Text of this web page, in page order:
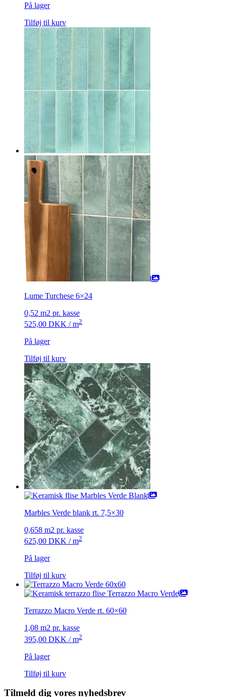
På lager
Tilføj til kurv
Lume Turchese 6×24
0,52 m2 pr. kasse
525,00 DKK / m2
På lager
Tilføj til kurv
Marbles Verde blank rt. 7,5×30
0,658 m2 pr. kasse
625,00 DKK / m2
På lager
Tilføj til kurv
Terrazzo Macro Verde rt. 60×60
1,08 m2 pr. kasse
395,00 DKK / m2
På lager
Tilføj til kurv
Tilmeld dig vores nyhedsbrev